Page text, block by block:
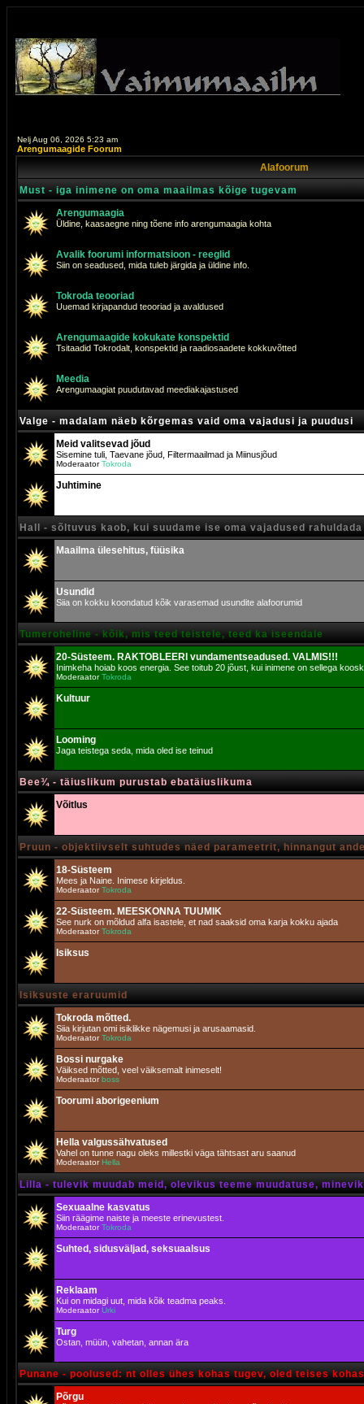
Nelj Aug 06, 2026 5:23 am
Arengumaagide Foorum
Alafoorum
Must - iga inimene on oma maailmas kõige tugevam
Arengumaagia
Üldine, kaasaegne ning tõene info arengumaagia kohta
Avalik foorumi informatsioon - reeglid
Siin on seadused, mida tuleb järgida ja üldine info.
Tokroda teooriad
Uuemad kirjapandud teooriad ja avaldused
Arengumaagide kokukate konspektid
Tsitaadid Tokrodalt, konspektid ja raadiosaadete kokkuvõtted
Meedia
Arengumaagiat puudutavad meediakajastused
Valge - madalam näeb kõrgemas vaid oma vajadusi ja puudusi
Meid valitsevad jõud
Sisemine tuli, Taevane jõud, Filtermaailmad ja Miinusjõud
ModeraatorTokroda
Juhtimine
Hall - sõltuvus kaob, kui suudame ise oma vajadused rahuldada
Maailma ülesehitus, füüsika
Usundid
Siia on kokku koondatud kõik varasemad usundite alafoorumid
Tumeroheline - kõik, mis teed teistele, teed ka iseendale
20-Süsteem. RAKTOBLEERI vundamentseadused. VALMIS!!!
Inimkeha hoiab koos energia. See toitub 20 jõust, kui inimene on sellega
ModeraatorTokroda
Kultuur
Looming
Jaga teistega seda, mida oled ise teinud
Bee¾ - täiuslikum purustab ebatäiuslikuma
Võitlus
Pruun - objektiivselt suhtudes näed parameetrit, hinnangut
18-Süsteem
Mees ja Naine. Inimese kirjeldus.
ModeraatorTokroda
22-Süsteem. MEESKONNA TUUMIK
See nurk on mõldud alfa isastele, et nad saaksid oma karja kokku ajada
ModeraatorTokroda
Isiksus
Isiksuste eraruumid
Tokroda mõtted.
Siia kirjutan omi isiklikke nägemusi ja arusaamasid.
ModeraatorTokroda
Bossi nurgake
Väiksed mõtted, veel väiksemalt inimeselt!
Moderaatorboss
Toorumi aborigeenium
Hella valgussähvatused
Vahel on tunne nagu oleks millestki väga tähtsast aru saanud
Moderaator Hella
Lilla - tulevik muudab meid, olevikus teeme muudatuse,
Sexuaalne kasvatus
Siin räägime naiste ja meeste erinevustest.
ModeraatorTokroda
Suhted, sidusväljad, seksuaalsus
Reklaam
Kui on midagi uut, mida kõik teadma peaks.
ModeraatorUrki
Turg
Ostan, müün, vahetan, annan ära
Punane - poolused: nt olles ühes kohas tugev, oled teises
Põrgu